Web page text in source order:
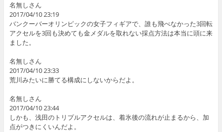
名無しさん
2017/04/10 23:19
バンクーバーオリンピックの女子フィギアで、誰も飛べなかった3回転
アクセルを3回も決めても金メダルを取れない採点方法は本当に頭に来
ました。
名無しさん
2017/04/10 23:33
荒川みたいに勝てる構成にしないからだよ。
名無しさん
2017/04/10 23:44
しかも、浅田のトリプルアクセルは、着氷後の流れが止まるから、加
点がつきにくいんだよ。